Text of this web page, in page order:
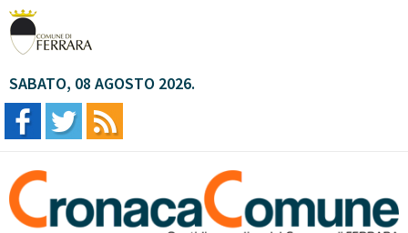
SABATO, 08 AGOSTO 2026.